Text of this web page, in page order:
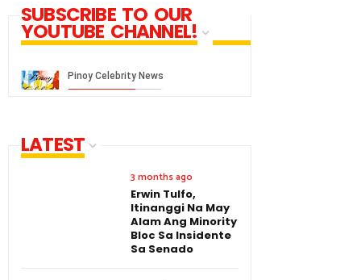
SUBSCRIBE TO OUR
YOUTUBE CHANNEL!
LATEST
3 months ago
Erwin Tulfo,
Itinanggi Na May
Alam Ang Minority
Bloc Sa Insidente
Sa Senado